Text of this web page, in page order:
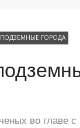
ПОДЗЕМНЫЕ ГОРОДА
во главе